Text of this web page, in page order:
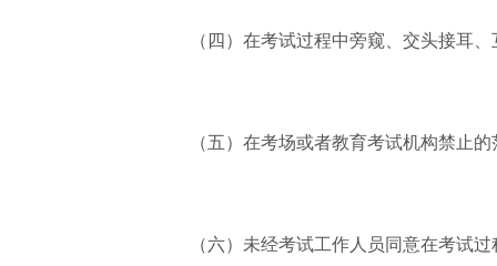
（四）在考试过程中旁窥、交头接耳
（五）在考场或者教育考试机构禁止
（六）未经考试工作人员同意在考试